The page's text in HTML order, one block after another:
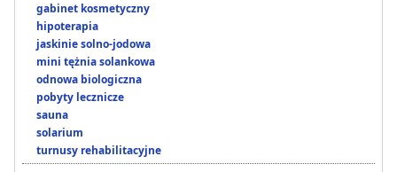
gabinet kosmetyczny
hipoterapia
jaskinie solno-jodowa
mini tężnia solankowa
odnowa biologiczna
pobyty lecznicze
sauna
solarium
turnusy rehabilitacyjne